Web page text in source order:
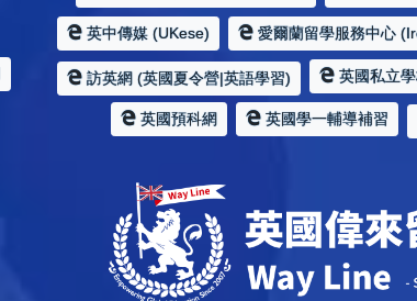
英中傳媒 (UKese) 愛爾蘭留學服務中心
訪英網 (英國夏令營|英語學習) 英國私立
英國預科網 英國學一輔導補習